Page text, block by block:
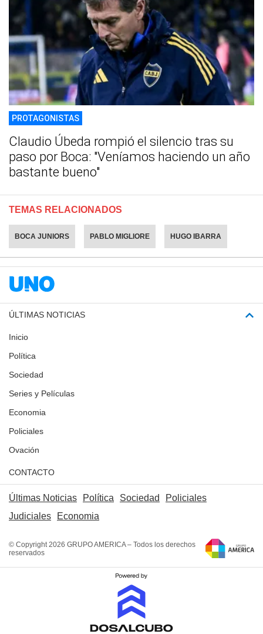
PROTAGONISTAS
Claudio Úbeda rompió el silencio tras su
paso por Boca: "Veníamos haciendo un año
bastante bueno"
TEMAS RELACIONADOS
BOCA JUNIORS PABLO MIGLIORE HUGO IBARRA
ÚLTIMAS NOTICIAS
Inicio
Política
Sociedad
Series y Películas
Economia
Policiales
Ovación
CONTACTO
Últimas Noticias Política Sociedad
Policiales
Judiciales
Economia
© Copyright 2026 GRUPO AMERICA – Todos los derechos
reservados